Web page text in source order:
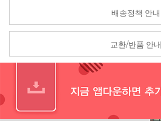
배송정책 안내
교환/반품 안내